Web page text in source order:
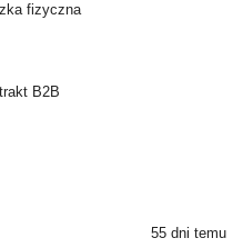
fizyczna
B2B
55 dni temu